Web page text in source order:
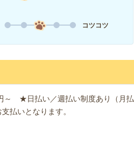
コツコツ
～ ★日払い／週払い制度あり（月払
払いとなります。